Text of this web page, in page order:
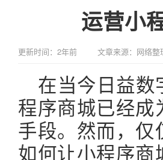
运营小
更新时间：2年前 文章来源：网络整
在当今日益
程序商城已经
手段。然而，
如何让小程序